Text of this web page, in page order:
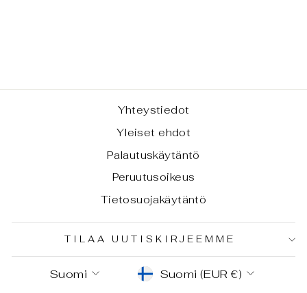
Yhteystiedot
Yleiset ehdot
Palautuskäytäntö
Peruutusoikeus
Tietosuojakäytäntö
TILAA UUTISKIRJEEMME
KIELI
Suomi VALUUTTA
Suomi (EUR €)